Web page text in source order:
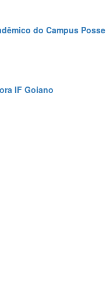
do Campus Posse
IF Goiano